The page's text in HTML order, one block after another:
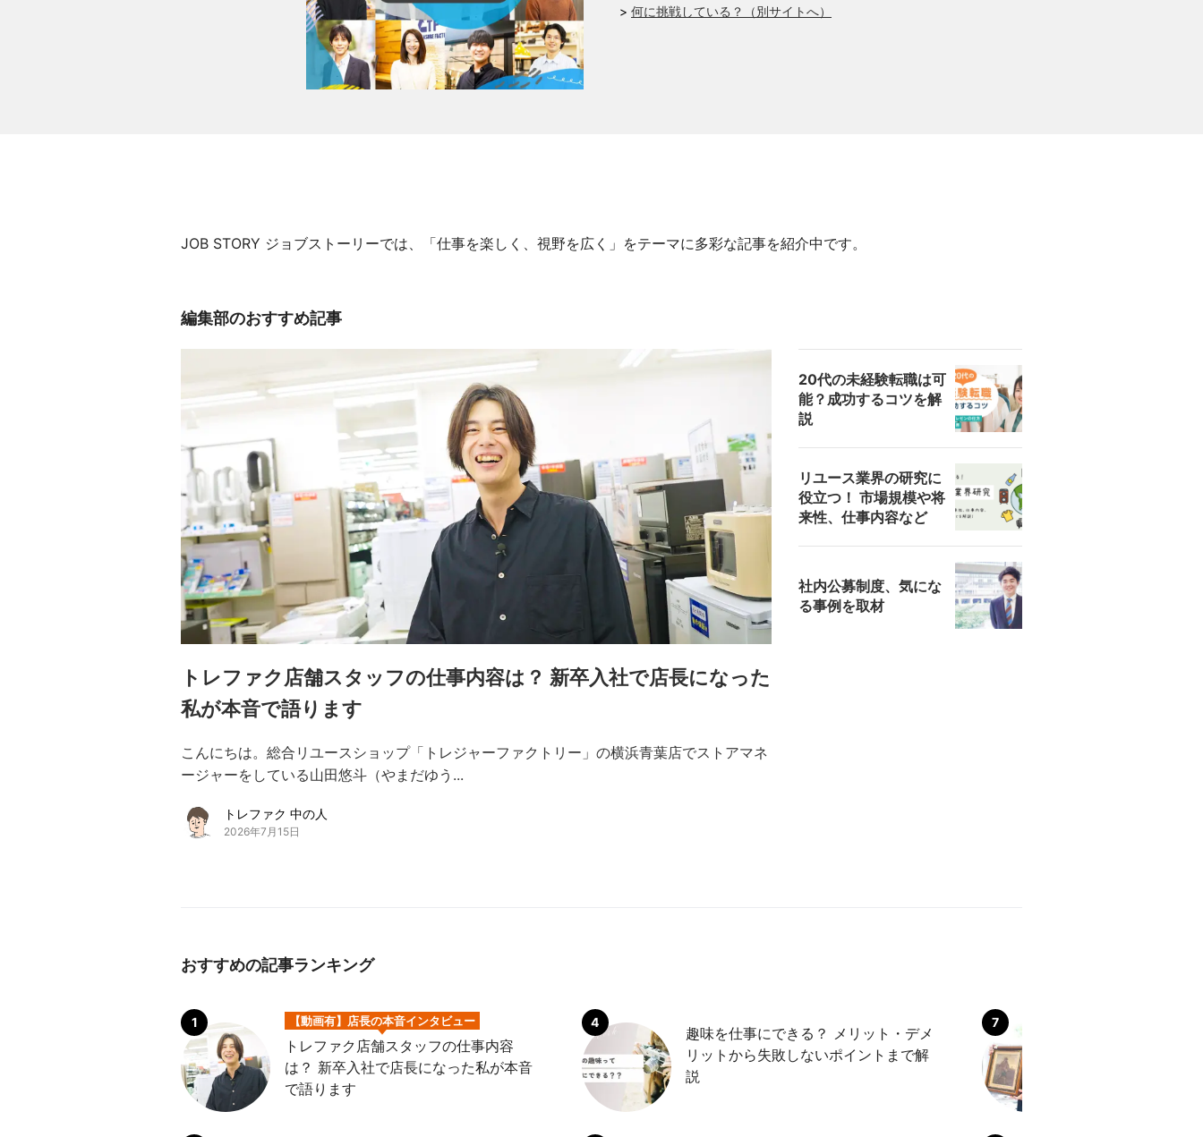
JOB STORY ジョブストーリーでは、「仕事を楽しく、視野を広く」をテーマに多彩な記事を紹介中です。
編集部のおすすめ記事
トレファク店舗スタッフの仕事内容は？ 新卒入社で店長になった
私が本音で語ります
こんにちは。総合リユースショップ「トレジャーファクトリー」の横浜青葉店でストアマネ
ージャーをしている山田悠斗（やまだゆう...
トレファク 中の人
2026年7月15日
20代の未経験転職は可
能？成功するコツを解
説
リユース業界の研究に
役立つ！ 市場規模や将
来性、仕事内容など
社内公募制度、気にな
る事例を取材
> 何に挑戦している？（別サイトへ）
おすすめの記事ランキング
【動画有】店長の本音インタビュー
トレファク店舗スタッフの仕事内容
は？ 新卒入社で店長になった私が本音
で語ります
趣味を仕事にできる？ メリット・デメ
リットから失敗しないポイントまで解
説